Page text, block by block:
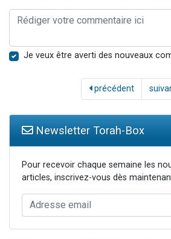
Je veux être averti des nouveaux
précédent
Newsletter Torah-Box
Pour recevoir chaque semaine les
articles, inscrivez-vous dès